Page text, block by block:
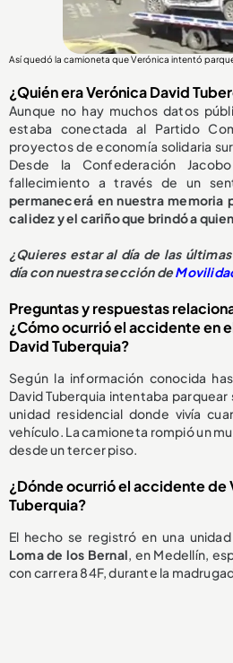
Así quedó la camioneta que Verónica intentó
¿Quién era Verónica David
Aunque no hay muchos datos
estaba conectada al Partido
proyectos de economía solidaria
Desde la Confederación
fallecimiento a través de un
permanecerá en nuestra memoria
calidez y el cariño que brindó a
¿Quieres estar al día de las
día con nuestra sección de
Preguntas y respuestas
¿Cómo ocurrió el accidente en
David Tuberquia?
Según la información conocida
David Tuberquia intentaba
unidad residencial donde vivía
vehículo. La camioneta rompió un
desde un tercer piso.
¿Dónde ocurrió el accidente de
Tuberquia?
El hecho se registró en una
Loma de los Bernal, en Medellín,
con carrera 84F, durante la